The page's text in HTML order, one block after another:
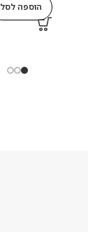
הוספה לסל